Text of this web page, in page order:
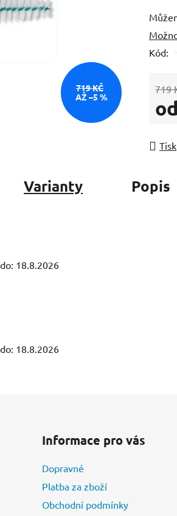
5
Kód:
719
od
Tisk
719 KČ
AŽ –5 %
Varianty Popis
18.8.2026
18.8.2026
Informace pro vás
Dopravné
Platba za zboží
Obchodní podmínky